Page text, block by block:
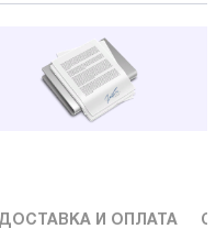
ДОСТАВКА И ОПЛАТА